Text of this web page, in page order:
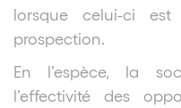
lorsque celui-ci
prospection.
En l’espèce, la
l’effectivité des